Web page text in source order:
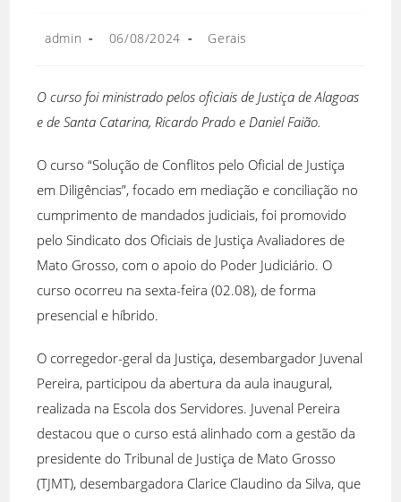
admin 06/08/2024 Gerais
O curso foi ministrado pelos oficiais de Justiça de Alagoas
e de Santa Catarina, Ricardo Prado e Daniel Faião.
O curso “Solução de Conflitos pelo Oficial de Justiça
em Diligências”, focado em mediação e conciliação no
cumprimento de mandados judiciais, foi promovido
pelo Sindicato dos Oficiais de Justiça Avaliadores de
Mato Grosso, com o apoio do Poder Judiciário. O
curso ocorreu na sexta-feira (02.08), de forma
presencial e híbrido.
O corregedor-geral da Justiça, desembargador Juvenal
Pereira, participou da abertura da aula inaugural,
realizada na Escola dos Servidores. Juvenal Pereira
destacou que o curso está alinhado com a gestão da
presidente do Tribunal de Justiça de Mato Grosso
(TJMT), desembargadora Clarice Claudino da Silva, que